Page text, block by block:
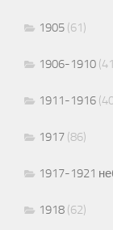
1905 (61)
1906-1910
1911-1916
1917 (86)
1917-1921
1918 (62)